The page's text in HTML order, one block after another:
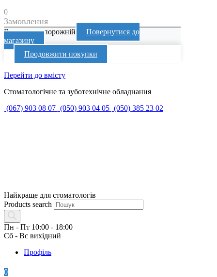
0
Замовлення
Ваш кошик порожній
Повернутися до
магазину
Продовжити покупки
Перейти до вмісту
Стоматологічне та зуботехнічне обладнання
(067) 903 08 07 (050) 903 04 05 (050) 385 23 02
Найкраще для стоматологів
Products search
Пн - Пт 10:00 - 18:00
Сб - Вс вихідний
Профіль
0